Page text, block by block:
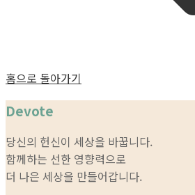
홈으로 돌아가기
Devote
당신의 헌신이 세상을 바꿉니다.
함께하는 선한 영향력으로
더 나은 세상을 만들어갑니다.